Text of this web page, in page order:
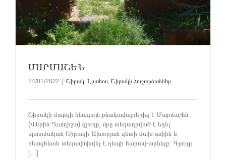
ՄԱՐՄԱՇԵՆ
24/01/2022 Շիրակ, Լրահոս, Շիրակի Հուշարձաններ
Շիրակի մարզի հնագույն բնակավայրերից է Մարմաշեն
(Վերին Ղանլիջա) գյուղը, որը տեղադրված է եղել
պատմական Շիրակի Ախուրյան գետի ձախ ափին և
հետզհետե տեղափոխվել է դեպի հարավ-արևելք: Գյուղը
[...]